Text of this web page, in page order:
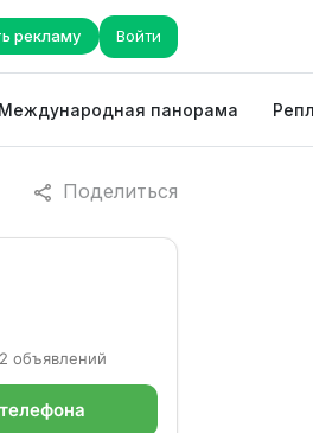
рекламу Войти
Международная панорама
Поделиться
объявлений